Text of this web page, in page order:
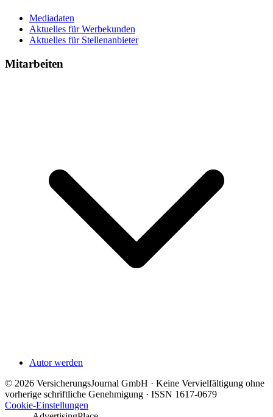
Mediadaten
Aktuelles für Werbekunden
Aktuelles für Stellenanbieter
Mitarbeiten
Autor werden
© 2026 VersicherungsJournal GmbH · Keine Vervielfältigung ohne
vorherige schriftliche Genehmigung · ISSN 1617-0679
Cookie-Einstellungen